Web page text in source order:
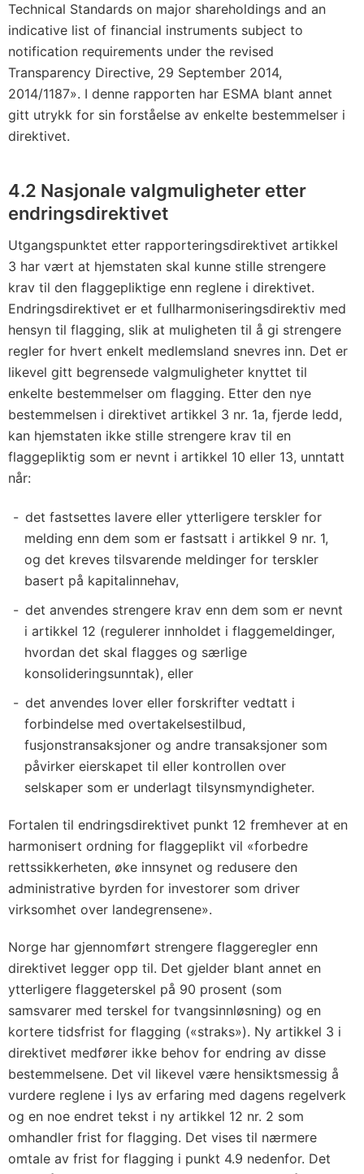
Technical Standards on major shareholdings and an
indicative list of financial instruments subject to
notification requirements under the revised
Transparency Directive, 29 September 2014,
2014/1187». I denne rapporten har ESMA blant annet
gitt utrykk for sin forståelse av enkelte bestemmelser i
direktivet.
4.2 Nasjonale valgmuligheter etter
endringsdirektivet
Utgangspunktet etter rapporteringsdirektivet artikkel
3 har vært at hjemstaten skal kunne stille strengere
krav til den flaggepliktige enn reglene i direktivet.
Endringsdirektivet er et fullharmoniseringsdirektiv med
hensyn til flagging, slik at muligheten til å gi strengere
regler for hvert enkelt medlemsland snevres inn. Det er
likevel gitt begrensede valgmuligheter knyttet til
enkelte bestemmelser om flagging. Etter den nye
bestemmelsen i direktivet artikkel 3 nr. 1a, fjerde ledd,
kan hjemstaten ikke stille strengere krav til en
flaggepliktig som er nevnt i artikkel 10 eller 13, unntatt
når:
det fastsettes lavere eller ytterligere terskler for
melding enn dem som er fastsatt i artikkel 9 nr. 1,
og det kreves tilsvarende meldinger for terskler
basert på kapitalinnehav,
det anvendes strengere krav enn dem som er nevnt
i artikkel 12 (regulerer innholdet i flaggemeldinger,
hvordan det skal flagges og særlige
konsolideringsunntak), eller
det anvendes lover eller forskrifter vedtatt i
forbindelse med overtakelsestilbud,
fusjonstransaksjoner og andre transaksjoner som
påvirker eierskapet til eller kontrollen over
selskaper som er underlagt tilsynsmyndigheter.
Fortalen til endringsdirektivet punkt 12 fremhever at en
harmonisert ordning for flaggeplikt vil «forbedre
rettssikkerheten, øke innsynet og redusere den
administrative byrden for investorer som driver
virksomhet over landegrensene».
Norge har gjennomført strengere flaggeregler enn
direktivet legger opp til. Det gjelder blant annet en
ytterligere flaggeterskel på 90 prosent (som
samsvarer med terskel for tvangsinnløsning) og en
kortere tidsfrist for flagging («straks»). Ny artikkel 3 i
direktivet medfører ikke behov for endring av disse
bestemmelsene. Det vil likevel være hensiktsmessig å
vurdere reglene i lys av erfaring med dagens regelverk
og en noe endret tekst i ny artikkel 12 nr. 2 som
omhandler frist for flagging. Det vises til nærmere
omtale av frist for flagging i punkt 4.9 nedenfor. Det